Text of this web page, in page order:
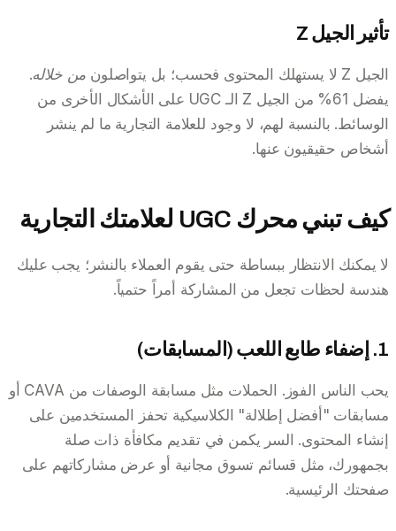
تأثير الجيل Z
الجيل Z لا يستهلك المحتوى فحسب؛ بل يتواصلون من خلاله.
يفضل 61% من الجيل Z الـ UGC على الأشكال الأخرى من
الوسائط. بالنسبة لهم، لا وجود للعلامة التجارية ما لم ينشر
أشخاص حقيقيون عنها.
كيف تبني محرك UGC لعلامتك التجارية
لا يمكنك الانتظار ببساطة حتى يقوم العملاء بالنشر؛ يجب عليك
هندسة لحظات تجعل من المشاركة أمراً حتمياً.
1. إضفاء طابع اللعب (المسابقات)
يحب الناس الفوز. الحملات مثل مسابقة الوصفات من CAVA أو
مسابقات "أفضل إطلالة" الكلاسيكية تحفز المستخدمين على
إنشاء المحتوى. السر يكمن في تقديم مكافأة ذات صلة
بجمهورك، مثل قسائم تسوق مجانية أو عرض مشاركاتهم على
صفحتك الرئيسية.